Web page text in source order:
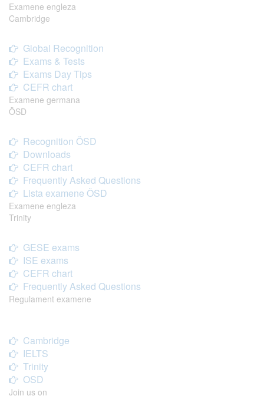
Examene engleza
Cambridge
Global Recognition
Exams & Tests
Exams Day Tips
CEFR chart
Examene germana
ÖSD
Recognition ÖSD
Downloads
CEFR chart
Frequently Asked Questions
Lista examene ÖSD
Examene engleza
Trinity
GESE exams
ISE exams
CEFR chart
Frequently Asked Questions
Regulament examene
Cambridge
IELTS
Trinity
OSD
Join us on